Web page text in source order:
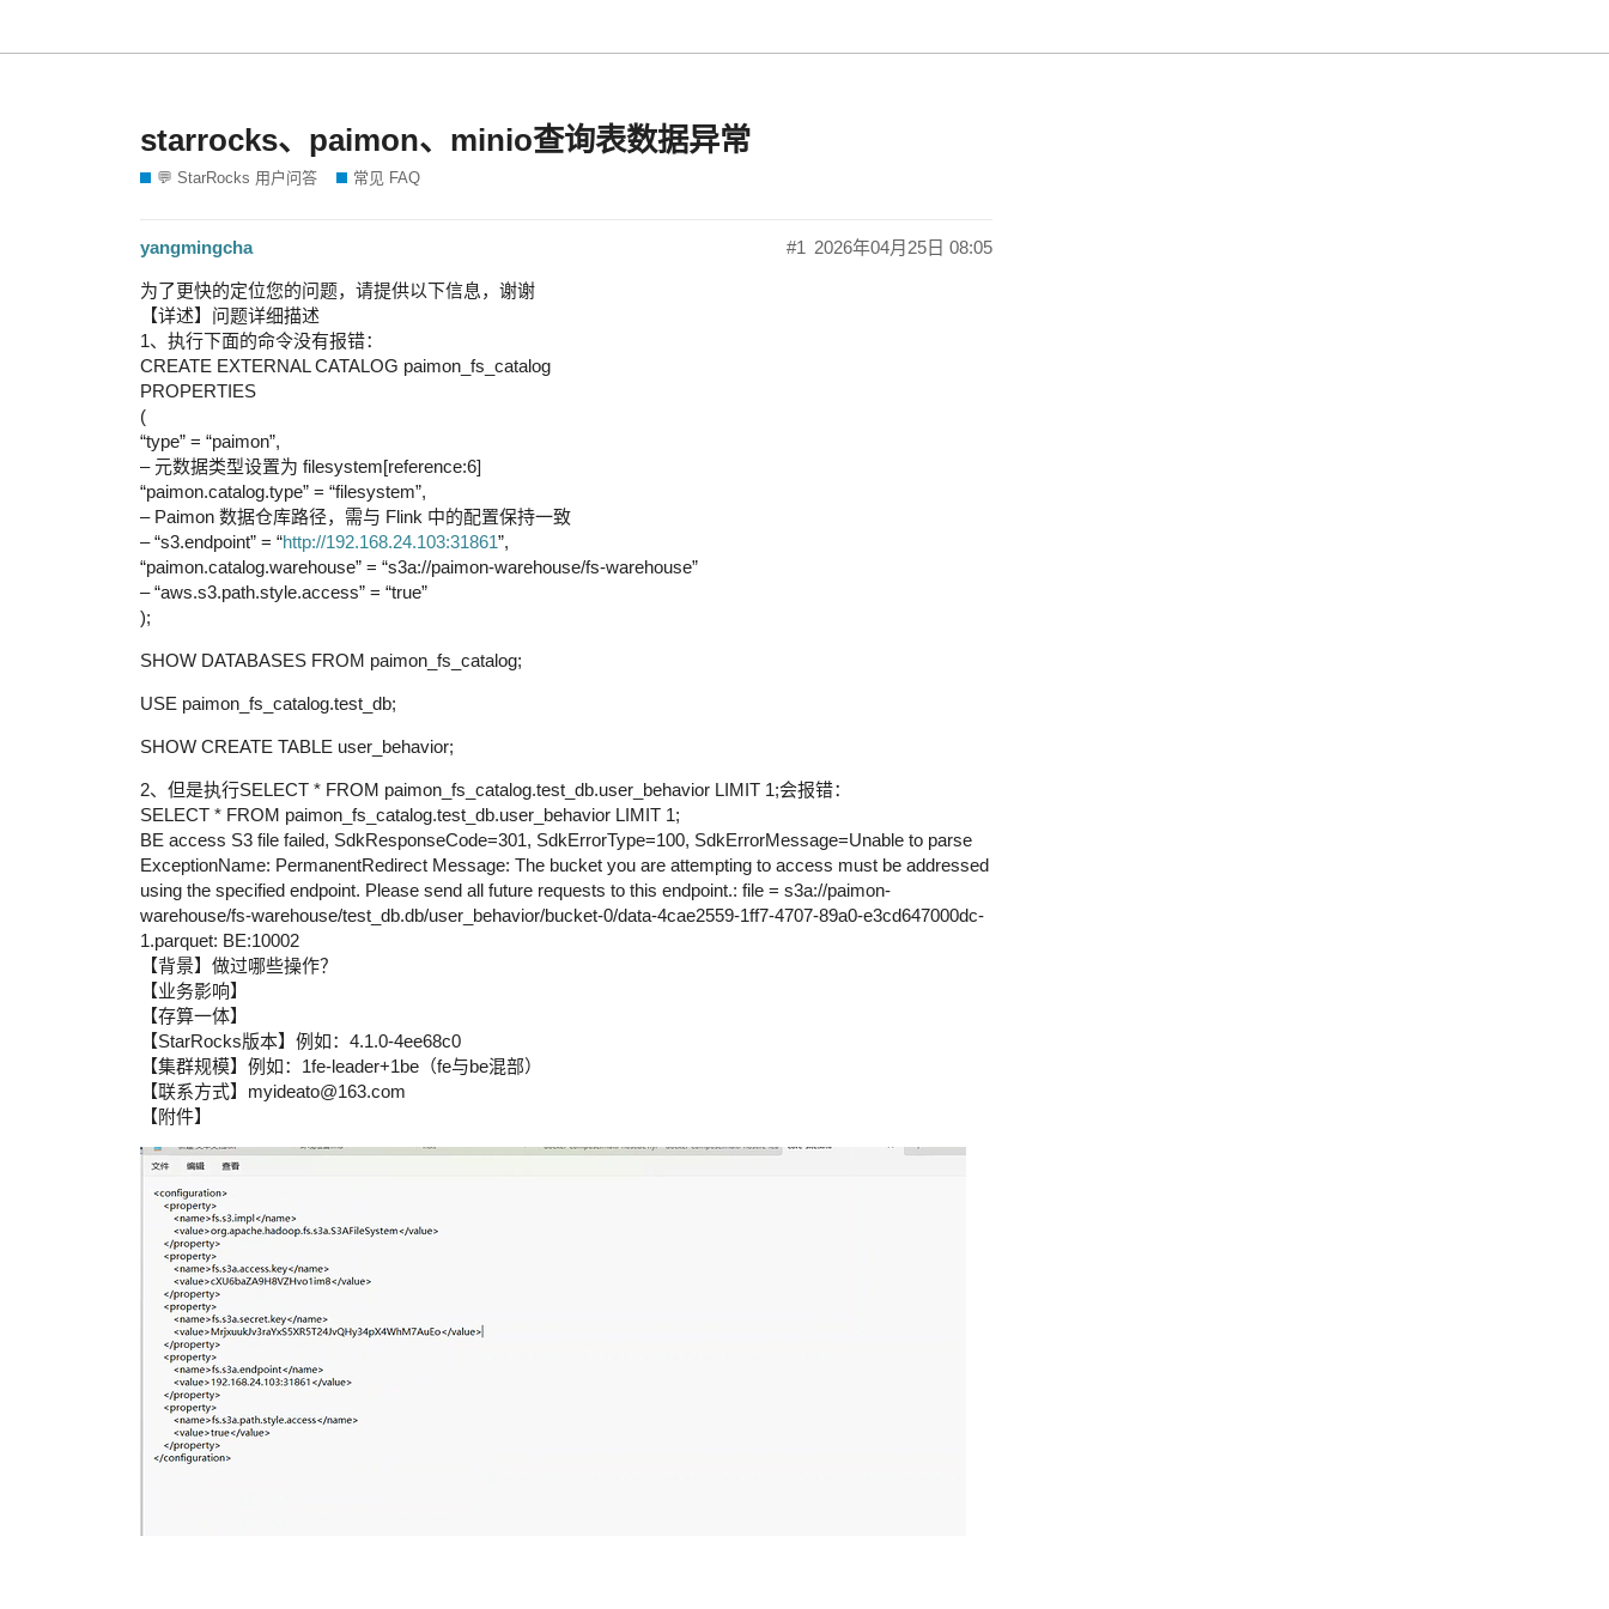
starrocks、paimon、minio查询表数据异常
💬 StarRocks 用户问答 常见 FAQ
yangmingcha 2026年04月25日 08:05
#1
为了更快的定位您的问题，请提供以下信息，谢谢
【详述】问题详细描述
1、执行下面的命令没有报错：
CREATE EXTERNAL CATALOG paimon_fs_catalog
PROPERTIES
(
“type” = “paimon”,
– 元数据类型设置为 filesystem[reference:6]
“paimon.catalog.type” = “filesystem”,
– Paimon 数据仓库路径，需与 Flink 中的配置保持一致
– “s3.endpoint” = “http://192.168.24.103:31861”,
“paimon.catalog.warehouse” = “s3a://paimon-warehouse/fs-warehouse”
– “aws.s3.path.style.access” = “true”
);
SHOW DATABASES FROM paimon_fs_catalog;
USE paimon_fs_catalog.test_db;
SHOW CREATE TABLE user_behavior;
2、但是执行SELECT * FROM paimon_fs_catalog.test_db.user_behavior LIMIT 1;会报错：
SELECT * FROM paimon_fs_catalog.test_db.user_behavior LIMIT 1;
BE access S3 file failed, SdkResponseCode=301, SdkErrorType=100, SdkErrorMessage=Unable to parse
ExceptionName: PermanentRedirect Message: The bucket you are attempting to access must be addressed
using the specified endpoint. Please send all future requests to this endpoint.: file = s3a://paimon-
warehouse/fs-warehouse/test_db.db/user_behavior/bucket-0/data-4cae2559-1ff7-4707-89a0-e3cd647000dc-
1.parquet: BE:10002
【背景】做过哪些操作？
【业务影响】
【存算一体】
【StarRocks版本】例如：4.1.0-4ee68c0
【集群规模】例如：1fe-leader+1be（fe与be混部）
【联系方式】myideato@163.com
【附件】